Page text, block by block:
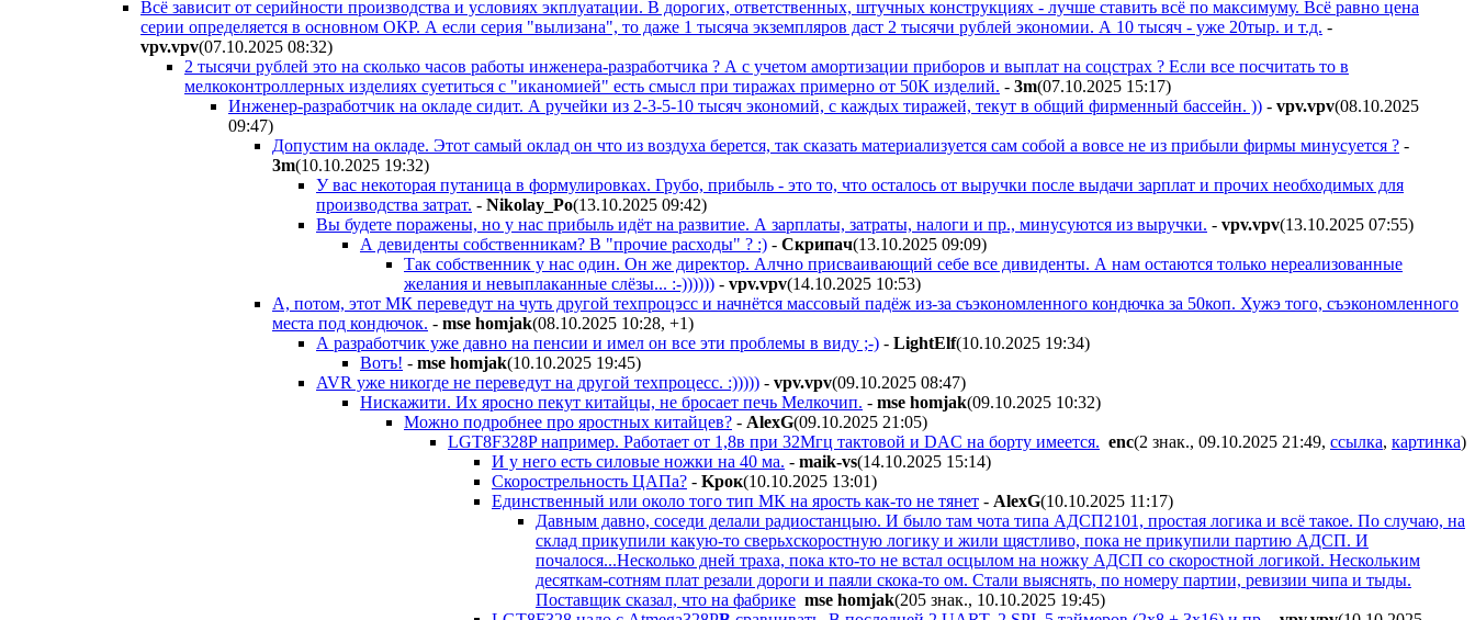
Всё зависит от серийности производства и условиях экплуатации. В дорогих, ответственных, штучных конструкциях - лучше ставить всё по максимуму. Всё равно цена
серии определяется в основном ОКР. А если серия "вылизана", то даже 1 тысяча экземпляров даст 2 тысячи рублей экономии. А 10 тысяч - уже 20тыр. и т.д. -
vpv.vpv(07.10.2025 08:32)
2 тысячи рублей это на сколько часов работы инженера-разработчика ? А с учетом амортизации приборов и выплат на соцстрах ? Если все посчитать то в
мелкоконтроллерных изделиях суетиться с "иканомией" есть смысл при тиражах примерно от 50К изделий. - 3m(07.10.2025 15:17)
Инженер-разработчик на окладе сидит. А ручейки из 2-3-5-10 тысяч экономий, с каждых тиражей, текут в общий фирменный бассейн. )) - vpv.vpv(08.10.2025
09:47)
Допустим на окладе. Этот самый оклад он что из воздуха берется, так сказать материализуется сам собой а вовсе не из прибыли фирмы минусуется ? -
3m(10.10.2025 19:32)
У вас некоторая путаница в формулировках. Грубо, прибыль - это то, что осталось от выручки после выдачи зарплат и прочих необходимых для
производства затрат. - Nikolay_Po(13.10.2025 09:42)
Вы будете поражены, но у нас прибыль идёт на развитие. А зарплаты, затраты, налоги и пр., минусуются из выручки. - vpv.vpv(13.10.2025 07:55)
А девиденты собственникам? В "прочие расходы" ? :) - Cкpипaч(13.10.2025 09:09)
Так собственник у нас один. Он же директор. Алчно присваивающий себе все дивиденты. А нам остаются только нереализованные
желания и невыплаканные слёзы... :-)))))) - vpv.vpv(14.10.2025 10:53)
А, потом, этот МК переведут на чуть другой техпроцэсс и начнётся массовый падёж из-за съэкономленного кондючка за 50коп. Хужэ того, съэкономленного
места под кондючок. - mse homjak(08.10.2025 10:28, +1)
А разработчик уже давно на пенсии и имел он все эти проблемы в виду ;-) - LightElf(10.10.2025 19:34)
Вотъ! - mse homjak(10.10.2025 19:45)
AVR уже никогде не переведут на другой техпроцесс. :))))) - vpv.vpv(09.10.2025 08:47)
Нискажити. Их яросно пекут китайцы, не бросает печь Мелкочип. - mse homjak(09.10.2025 10:32)
Можно подробнее про яростных китайцев? - AlexG(09.10.2025 21:05)
LGT8F328P например. Работает от 1,8в при 32Мгц тактовой и DAC на борту имеется. enc(2 знак., 09.10.2025 21:49, ссылка, картинка)
И у него есть силовые ножки на 40 ма. - maik-vs(14.10.2025 15:14)
Скорострельность ЦАПа? - Kpoк(10.10.2025 13:01)
Единственный или около того тип МК на ярость как-то не тянет - AlexG(10.10.2025 11:17)
Давным давно, соседи делали радиостанцыю. И было там чота типа АДСП2101, простая логика и всё такое. По случаю, на
склад прикупили какую-то сверьхскоростную логику и жили щястливо, пока не прикупили партию АДСП. И
почалося...Несколько дней траха, пока кто-то не встал осцылом на ножку АДСП со скоростной логикой. Нескольким
десяткам-сотням плат резали дороги и паяли скока-то ом. Стали выяснять, по номеру партии, ревизии чипа и тыды.
Поставщик сказал, что на фабрике mse homjak(205 знак., 10.10.2025 19:45)